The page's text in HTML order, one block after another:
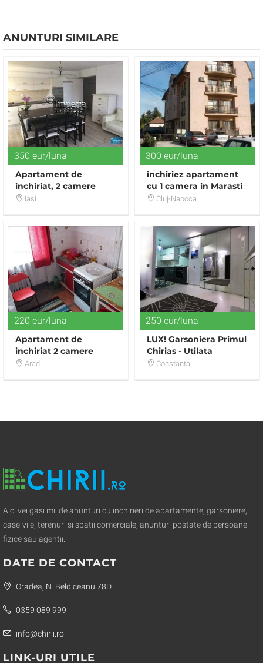
ANUNTURI SIMILARE
350 eur/luna
Apartament de
inchiriat, 2 camere
Impecabil, Nicolina -
Iasi
300 eur/luna
inchiriez apartament
cu 1 camera in Marasti
utilat si mobilat
Cluj-Napoca
220 eur/luna
Apartament de
inchiriat 2 camere
Arad
250 eur/luna
LUX! Garsoniera Primul
Chirias - Utilata
Complet - Centrala
Constanta
Aici vei gasi mii de anunturi cu inchirieri de apartamente, garsoniere,
case-vile, terenuri si spatii comerciale, anunturi postate de persoane
fizice sau agentii.
DATE DE CONTACT
Oradea, N. Beldiceanu 78D
0359 089 999
info@chirii.ro
LINK-URI UTILE